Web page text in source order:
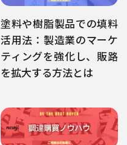
塗料や樹脂製品での填料
活用法：製造業のマーケ
ティングを強化し、販路
を拡大する方法とは